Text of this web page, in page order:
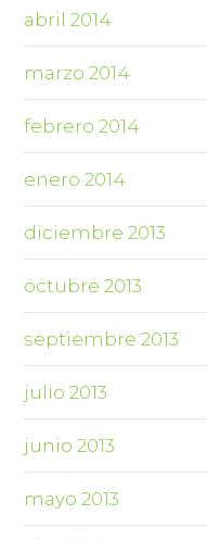
abril 2014
marzo 2014
febrero 2014
enero 2014
diciembre 2013
octubre 2013
septiembre 2013
julio 2013
junio 2013
mayo 2013